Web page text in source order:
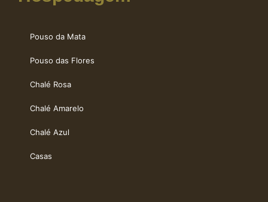
Pouso da Mata
Pouso das Flores
Chalé Rosa
Chalé Amarelo
Chalé Azul
Casas